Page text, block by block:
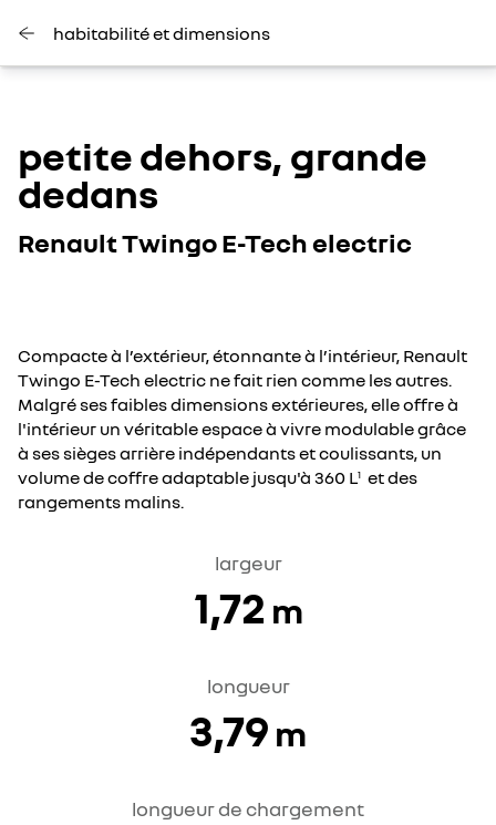
habitabilité et dimensions
petite dehors, grande
dedans
Renault Twingo E-Tech electric
Compacte à l’extérieur, étonnante à l’intérieur, Renault
Twingo E-Tech electric ne fait rien comme les autres.
Malgré ses faibles dimensions extérieures, elle offre à
l'intérieur un véritable espace à vivre modulable grâce
à ses sièges arrière indépendants et coulissants, un
volume de coffre adaptable jusqu'à 360 L1 et des
rangements malins.
largeur
1,72 m
longueur
3,79 m
longueur de chargement